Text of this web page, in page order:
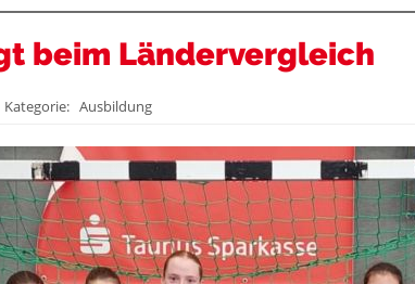
beim Ländervergleich
Kategorie: Ausbildung